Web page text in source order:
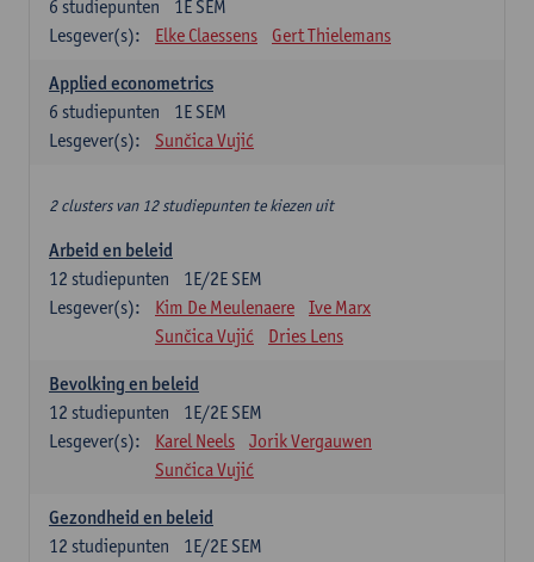
1E SEM
6 studiepunten
Lesgever(s):
Elke Claessens Gert Thielemans
Applied econometrics
1E SEM
6 studiepunten
Lesgever(s):
Sunčica Vujić
2 clusters van 12 studiepunten te kiezen uit
Arbeid en beleid
1E/2E SEM
12 studiepunten
Lesgever(s):
Kim De Meulenaere
Ive Marx
Sunčica Vujić
Dries Lens
Bevolking en beleid
1E/2E SEM
12 studiepunten
Lesgever(s):
Karel Neels
Jorik Vergauwen
Sunčica Vujić
Gezondheid en beleid
1E/2E SEM
12 studiepunten